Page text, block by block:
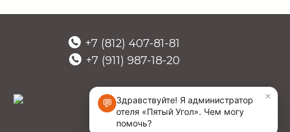
+7 (812) 407-81-81
+7 (911) 987-18-20